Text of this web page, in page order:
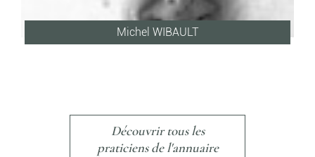
Michel WIBAULT
Découvrir tous les
praticiens de l'annuaire